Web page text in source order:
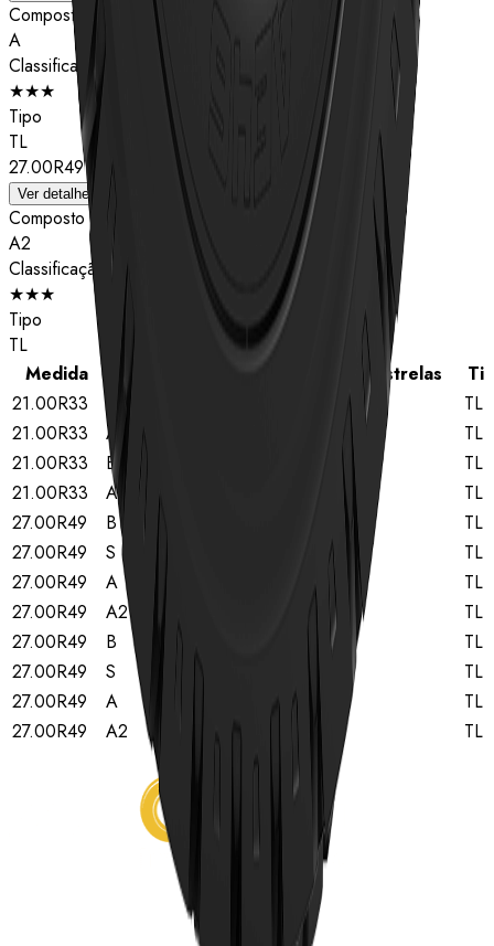
Composto
A
Classificação de estrelas
★★★
Tipo
TL
27.00R49
Ver detalhes
Composto
A2
Classificação de estrelas
★★★
Tipo
TL
Medida
Composto Classificação de estrelas
21.00R33
TL
21.00R33
A
TL
21.00R33
B
TL
21.00R33
A
TL
27.00R49
B
TL
27.00R49
S
TL
27.00R49
A
TL
27.00R49
A2
TL
27.00R49
B
TL
27.00R49
S
TL
27.00R49
A
TL
27.00R49
A2 ★★★ TL